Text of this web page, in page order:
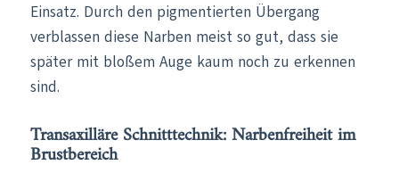
Einsatz. Durch den pigmentierten Übergang
verblassen diese Narben meist so gut, dass sie
später mit bloßem Auge kaum noch zu erkennen
sind.
Transaxilläre Schnitttechnik: Narbenfreiheit im
Brustbereich